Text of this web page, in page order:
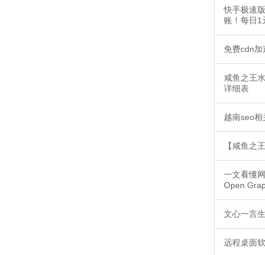
快手极速
账！每日1
免费cdn加
咸鱼之王
详细表
越南seo相
【咸鱼之
一文看懂
Open
文心一言
远程桌面